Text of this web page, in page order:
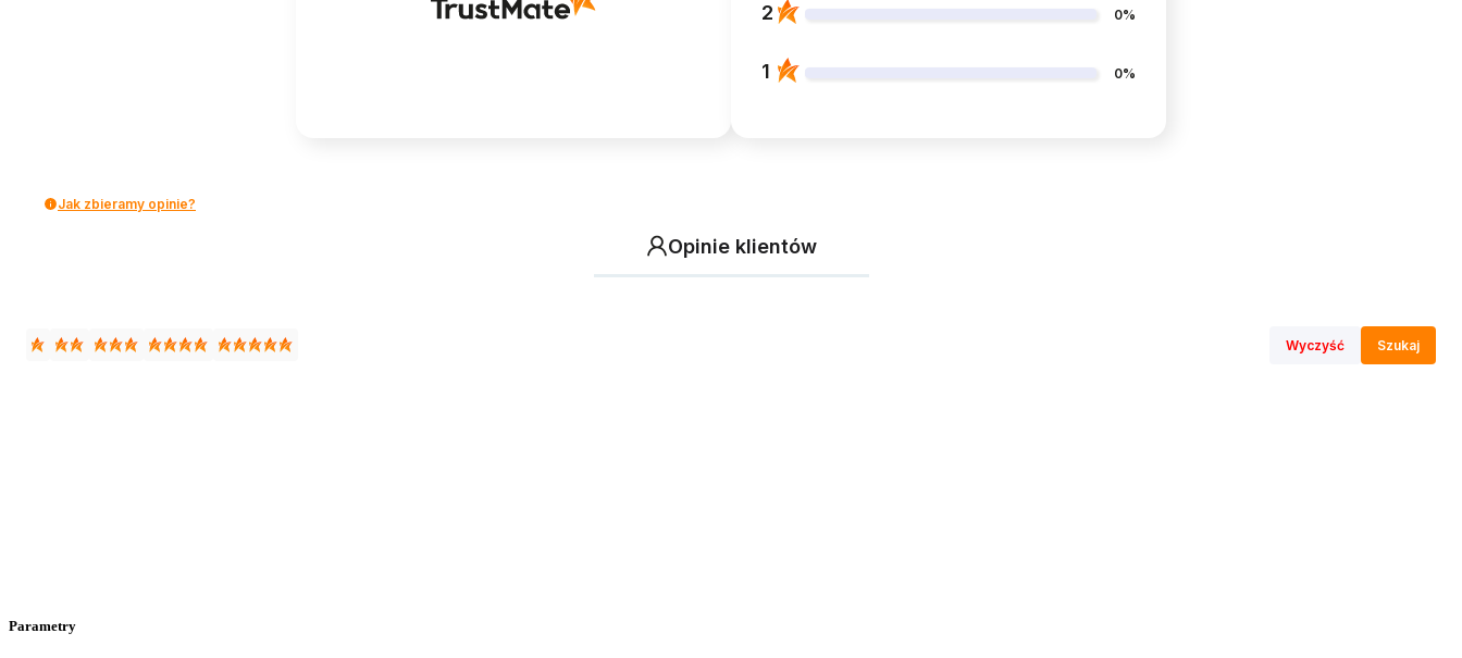
2 0%
1 0%
Jak zbieramy opinie?
Opinie klientów
Wyczyść Szukaj
Parametry